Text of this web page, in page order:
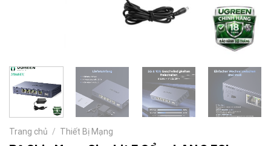
Trang chủ / Thiết Bị Mạng